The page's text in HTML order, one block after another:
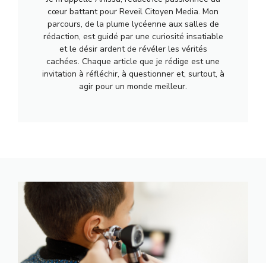
cœur battant pour Reveil Citoyen Media. Mon
parcours, de la plume lycéenne aux salles de
rédaction, est guidé par une curiosité insatiable
et le désir ardent de révéler les vérités
cachées. Chaque article que je rédige est une
invitation à réfléchir, à questionner et, surtout, à
agir pour un monde meilleur.